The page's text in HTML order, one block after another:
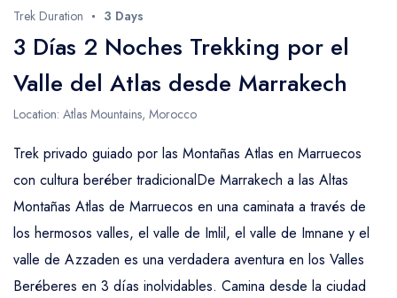
Trek Duration 3 Days
3 Días 2 Noches Trekking por el
Valle del Atlas desde Marrakech
Location: Atlas Mountains, Morocco
Trek privado guiado por las Montañas Atlas en Marruecos
con cultura beréber tradicionalDe Marrakech a las Altas
Montañas Atlas de Marruecos en una caminata a través de
los hermosos valles, el valle de Imlil, el valle de Imnane y el
valle de Azzaden es una verdadera aventura en los Valles
Beréberes en 3 días inolvidables. Camina desde la ciudad